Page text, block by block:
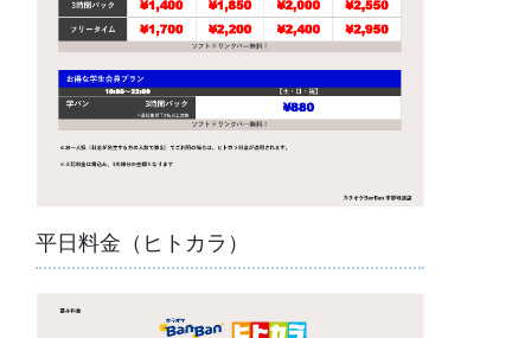
平日料金（ヒトカラ）